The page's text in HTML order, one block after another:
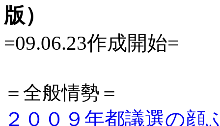
版）
=09.06.23作成開始=
＝全般情勢＝
２００９年都議選の顔